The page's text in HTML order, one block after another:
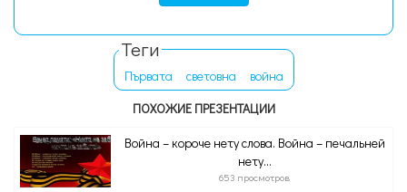
Теги
Първата световна
война
ПОХОЖИЕ ПРЕЗЕНТАЦИИ
Война – короче нету слова. Война – печальней
нету...
653 просмотров